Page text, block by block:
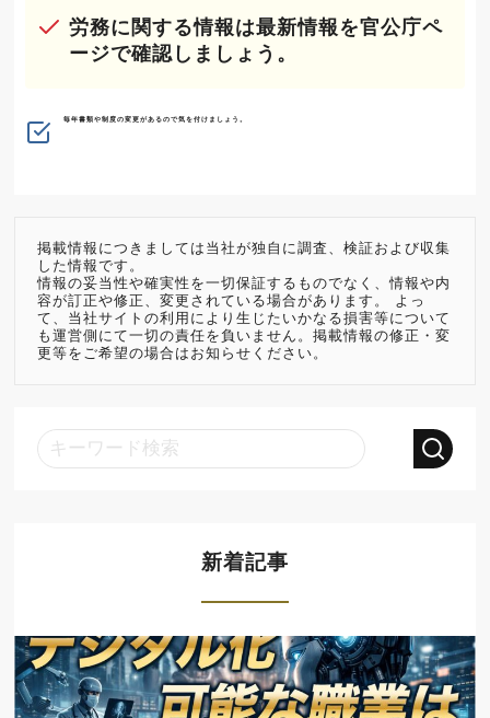
労務に関する情報は最新情報を官公庁ペ
ージで確認しましょう。
毎年書類や制度の変更があるので気を付けましょう。
掲載情報につきましては当社が独自に調査、検証および収集
した情報です。
情報の妥当性や確実性を一切保証するものでなく、情報や内
容が訂正や修正、変更されている場合があります。 よっ
て、当社サイトの利用により生じたいかなる損害等について
も運営側にて一切の責任を負いません。掲載情報の修正・変
更等をご希望の場合はお知らせください。
新着記事